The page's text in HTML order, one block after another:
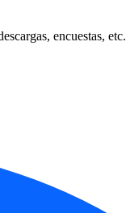
encuestas, etc.